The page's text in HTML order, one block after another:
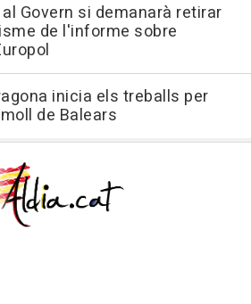
Govern si demanarà retirar
de l'informe sobre
inicia els treballs per
de Balears